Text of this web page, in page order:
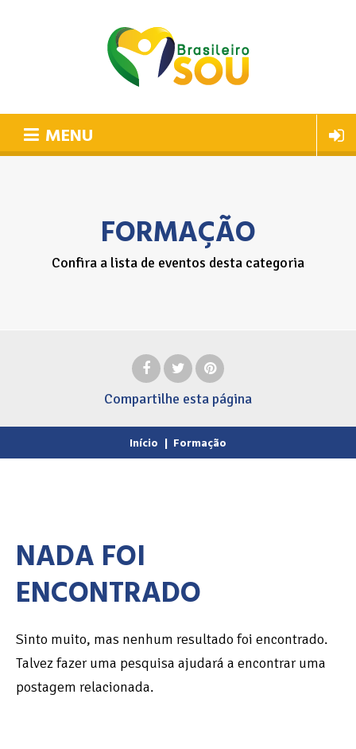
MENU
FORMAÇÃO
Confira a lista de eventos desta categoria
Compartilhe esta página
Início | Formação
NADA FOI
ENCONTRADO
Sinto muito, mas nenhum resultado foi encontrado.
Talvez fazer uma pesquisa ajudará a encontrar uma
postagem relacionada.